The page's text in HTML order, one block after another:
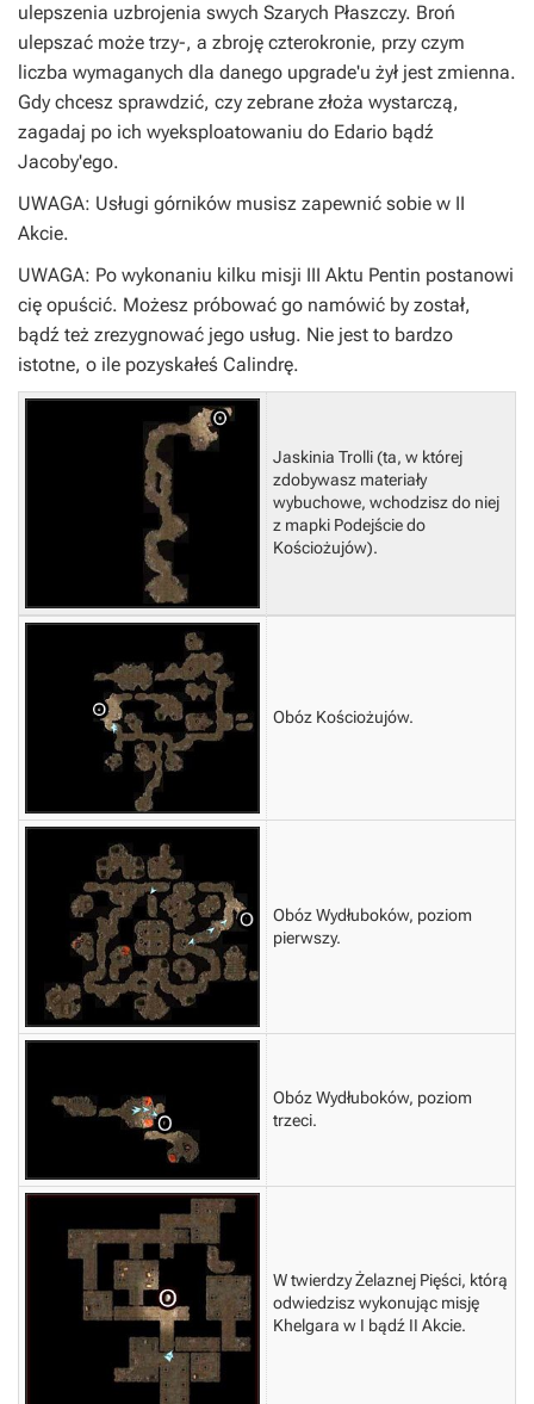
ulepszenia uzbrojenia swych Szarych Płaszczy. Broń
ulepszać może trzy-, a zbroję czterokronie, przy czym
liczba wymaganych dla danego upgrade'u żył jest zmienna.
Gdy chcesz sprawdzić, czy zebrane złoża wystarczą,
zagadaj po ich wyeksploatowaniu do Edario bądź
Jacoby'ego.
UWAGA: Usługi górników musisz zapewnić sobie w II
Akcie.
UWAGA: Po wykonaniu kilku misji III Aktu Pentin postanowi
cię opuścić. Możesz próbować go namówić by został,
bądź też zrezygnować jego usług. Nie jest to bardzo
istotne, o ile pozyskałeś Calindrę.
Jaskinia Trolli (ta, w której
zdobywasz materiały
wybuchowe, wchodzisz do niej
z mapki Podejście do
Kościożujów).
Obóz Kościożujów.
Obóz Wydłuboków, poziom
pierwszy.
Obóz Wydłuboków, poziom
trzeci.
W twierdzy Żelaznej Pięści, którą
odwiedzisz wykonując misję
Khelgara w I bądź II Akcie.